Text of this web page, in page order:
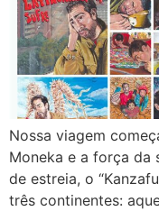
Nossa viagem
Moneka e a força da
de estreia, o
três continentes: